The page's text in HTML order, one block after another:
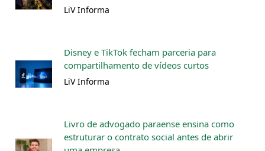
LiV Informa
Disney e TikTok fecham parceria para
compartilhamento de vídeos curtos
LiV Informa
Livro de advogado paraense ensina como
estruturar o contrato social antes de abrir